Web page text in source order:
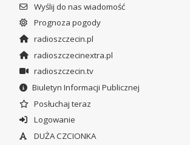
Wyślij do nas wiadomość
Prognoza pogody
radioszczecin.pl
radioszczecinextra.pl
radioszczecin.tv
Biuletyn Informacji Publicznej
Posłuchaj teraz
Logowanie
DUŻA CZCIONKA